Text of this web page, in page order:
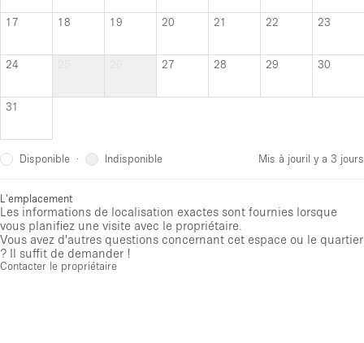
17 18 19 20 21 22 23
24 27 28 29 30
31
Disponible · Indisponible Mis à jouril y a 3 jours
L'emplacement
Les informations de localisation exactes sont fournies lorsque
vous planifiez une visite avec le propriétaire.
Vous avez d'autres questions concernant cet espace ou le quartier
? Il suffit de demander !
Contacter le propriétaire